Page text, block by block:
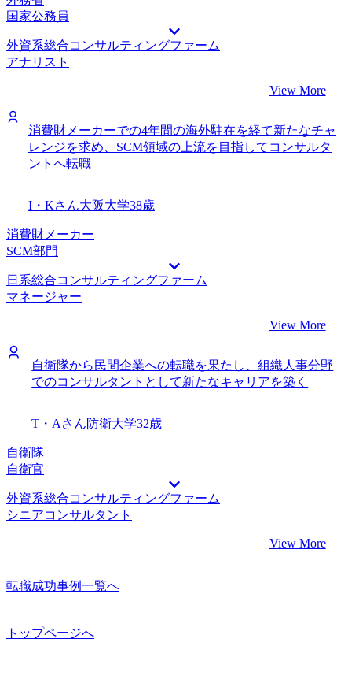
国家公務員
外資系総合コンサルティングファーム
アナリスト
View More
消費財メーカーでの4年間の海外駐在を経て新たなチャ
レンジを求め、SCM領域の上流を目指してコンサルタ
ントへ転職
I・Kさん大阪大学38歳
消費財メーカー
SCM部門
日系総合コンサルティングファーム
マネージャー
View More
自衛隊から民間企業への転職を果たし、組織人事分野
でのコンサルタントとして新たなキャリアを築く
T・Aさん防衛大学32歳
自衛隊
自衛官
外資系総合コンサルティングファーム
シニアコンサルタント
View More
転職成功事例一覧へ
トップページへ